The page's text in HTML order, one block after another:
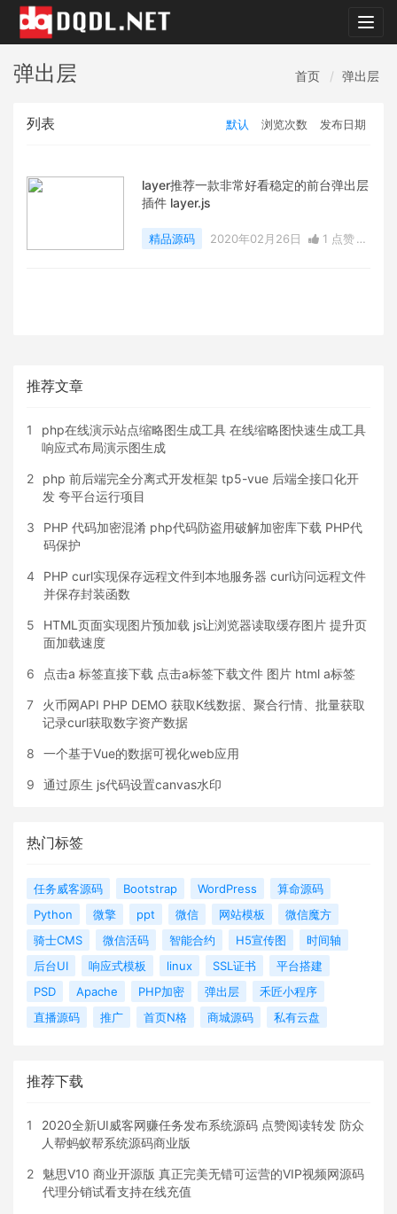
弹出层 首页 弹出层
列表 默认 浏览次数 发布日期
layer推荐一款非常好看稳定的前台弹出层
插件 layer.js
精品源码 2020年02月26日
1 点赞
推荐文章
1
php在线演示站点缩略图生成工具 在线缩略图快速生成工具
响应式布局演示图生成
2
php 前后端完全分离式开发框架 tp5-vue 后端全接口化开
发 夸平台运行项目
3
PHP 代码加密混淆 php代码防盗用破解加密库下载 PHP代
码保护
4
PHP curl实现保存远程文件到本地服务器 curl访问远程文件
并保存封装函数
5
HTML页面实现图片预加载 js让浏览器读取缓存图片 提升页
面加载速度
6 点击a 标签直接下载 点击a标签下载文件 图片 html a标签
7
火币网API PHP DEMO 获取K线数据、聚合行情、批量获取
记录curl获取数字资产数据
8 一个基于Vue的数据可视化web应用
9 通过原生 js代码设置canvas水印
热门标签
任务威客源码 Bootstrap WordPress
算命源码
Python
微擎 ppt 微信 网站模板
微信魔方
骑士CMS
微信活码 智能合约 H5宣传图
时间轴
后台UI
响应式模板 linux SSL证书
平台搭建
PSD
Apache PHP加密 弹出层
禾匠小程序
直播源码
推广 首页N格 商城源码 私有云盘
推荐下载
1
2020全新UI威客网赚任务发布系统源码 点赞阅读转发 防众
人帮蚂蚁帮系统源码商业版
2
魅思V10 商业开源版 真正完美无错可运营的VIP视频网源码
代理分销试看支持在线充值